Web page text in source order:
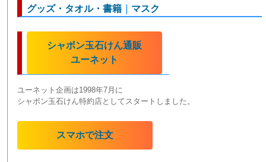
グッズ・タオル・書籍 マスク
シャボン玉石けん通販
ユーネット
ユーネット企画は1998年7月に
シャボン玉石けん特約店としてスタートしました。
スマホで注文